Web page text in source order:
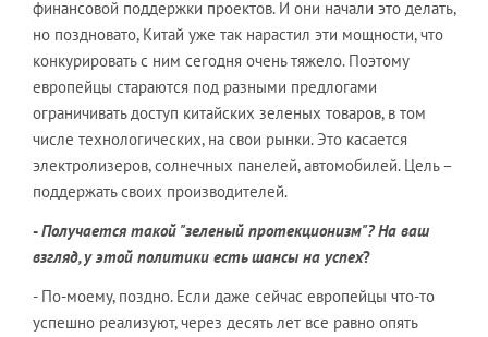
финансовой поддержки проектов. И они начали это делать,
но поздновато, Китай уже так нарастил эти мощности, что
конкурировать с ним сегодня очень тяжело. Поэтому
европейцы стараются под разными предлогами
ограничивать доступ китайских зеленых товаров, в том
числе технологических, на свои рынки. Это касается
электролизеров, солнечных панелей, автомобилей. Цель –
поддержать своих производителей.
-Получается такой "зеленый протекционизм"? На ваш
взгляд, у этой политики есть шансы на успех?
- По-моему, поздно. Если даже сейчас европейцы что-то
успешно реализуют, через десять лет все равно опять